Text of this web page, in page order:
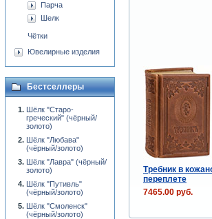
Требник в
переплете
7465.00 руб.
Парча
Шелк
Чётки
Ювелирные изделия
Бестселлеры
Шёлк "Старо-
греческий" (чёрный/
золото)
Шёлк "Любава"
(чёрный/золото)
Шёлк "Лавра" (чёрный/
золото)
Шёлк "Путивль"
(чёрный/золото)
Шёлк "Смоленск"
(чёрный/золото)